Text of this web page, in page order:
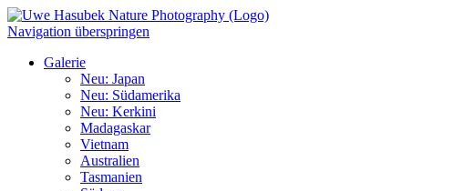
Navigation überspringen
Galerie
Neu: Japan
Neu: Südamerika
Neu: Kerkini
Madagaskar
Vietnam
Australien
Tasmanien